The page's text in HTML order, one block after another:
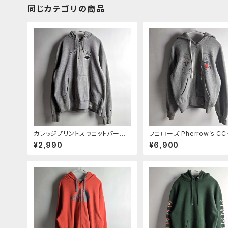
同じカテゴリの商品
カレッジプリントスウェットパーカ
ー チャンピオン Champion×FIE
LDHOUSEコラボ MONTANA S
¥2,990
フェローズ Pherrow’s CC
ーズ ポパイ×オリーブプリン
ジップスウェットパーカー
¥6,900